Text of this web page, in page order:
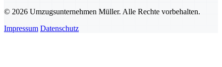
© 2026 Umzugsunternehmen Müller. Alle Rechte vorbehalten.
Impressum Datenschutz